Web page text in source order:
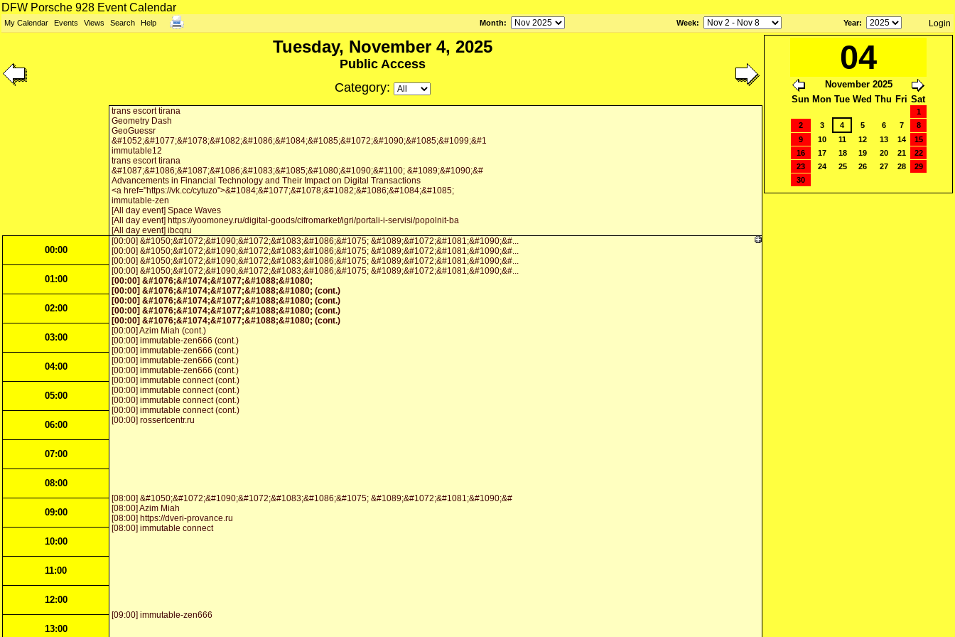
DFW Porsche 928 Event Calendar
My Calendar Events Views Search Help Month: Week: Year: Login
Tuesday, November 4, 2025
Public Access
Category:
04
November 2025
Sun Mon Tue Wed Thu Fri Sat
1
2
3 4 5 6 7
8
9
10 11 12 13 14
15
16
17 18 19 20 21
22
23
24 25 26 27 28
29
30
trans escort tirana
Geometry Dash
GeoGuessr
&#1052;&#1077;&#1078;&#1082;&#1086;&#1084;&#1085;&#1072;&#1090;&#1085;&#1099;&#1
immutable12
trans escort tirana
&#1087;&#1086;&#1087;&#1086;&#1083;&#1085;&#1080;&#1090;&#1100; &#1089;&#1090;&#
Advancements in Financial Technology and Their Impact on Digital Transactions
<a href="https://vk.cc/cytuzo">&#1084;&#1077;&#1078;&#1082;&#1086;&#1084;&#1085;
immutable-zen
[All day event] Space Waves
[All day event] https://yoomoney.ru/digital-goods/cifromarket/igri/portali-i-servisi/popolnit-ba
[All day event] ibcqru
00:00
[00:00] &#1050;&#1072;&#1090;&#1072;&#1083;&#1086;&#1075; &#1089;&#1072;&#1081;&#1090;&#...
[00:00] &#1050;&#1072;&#1090;&#1072;&#1083;&#1086;&#1075; &#1089;&#1072;&#1081;&#1090;&#...
[00:00] &#1050;&#1072;&#1090;&#1072;&#1083;&#1086;&#1075; &#1089;&#1072;&#1081;&#1090;&#...
[00:00] &#1050;&#1072;&#1090;&#1072;&#1083;&#1086;&#1075; &#1089;&#1072;&#1081;&#1090;&#...
[00:00] &#1076;&#1074;&#1077;&#1088;&#1080;
[00:00] &#1076;&#1074;&#1077;&#1088;&#1080; (cont.)
[00:00] &#1076;&#1074;&#1077;&#1088;&#1080; (cont.)
[00:00] &#1076;&#1074;&#1077;&#1088;&#1080; (cont.)
[00:00] &#1076;&#1074;&#1077;&#1088;&#1080; (cont.)
[00:00] Azim Miah (cont.)
[00:00] immutable-zen666 (cont.)
[00:00] immutable-zen666 (cont.)
[00:00] immutable-zen666 (cont.)
[00:00] immutable-zen666 (cont.)
[00:00] immutable connect (cont.)
[00:00] immutable connect (cont.)
[00:00] immutable connect (cont.)
[00:00] immutable connect (cont.)
[00:00] rossertcentr.ru
[08:00] &#1050;&#1072;&#1090;&#1072;&#1083;&#1086;&#1075; &#1089;&#1072;&#1081;&#1090;&#
[08:00] Azim Miah
[08:00] https://dveri-provance.ru
[08:00] immutable connect
[09:00] immutable-zen666
01:00
02:00
03:00
04:00
05:00
06:00
07:00
08:00
09:00
10:00
11:00
12:00
13:00